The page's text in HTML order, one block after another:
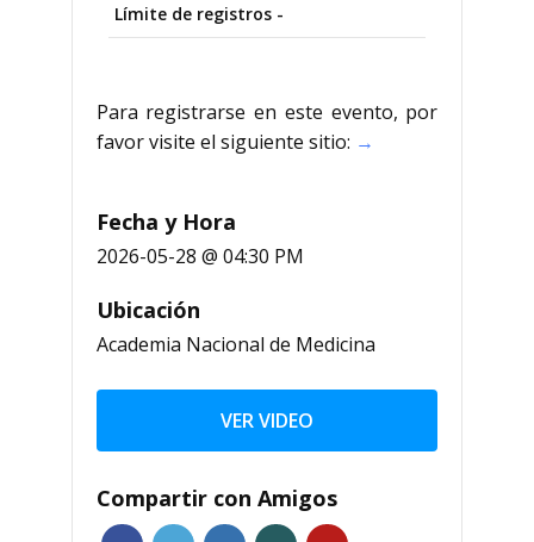
Límite de registros -
Para registrarse en este evento, por
favor visite el siguiente sitio: →
Fecha y Hora
2026-05-28 @ 04:30 PM
Ubicación
Academia Nacional de Medicina
VER VIDEO
Compartir con Amigos